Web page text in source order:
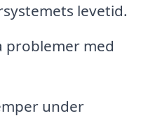
levetid.
problemer med
under